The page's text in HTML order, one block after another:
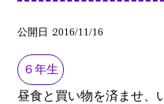
公開日 2016/11/16
６年生
昼食と買い物を済ませ、